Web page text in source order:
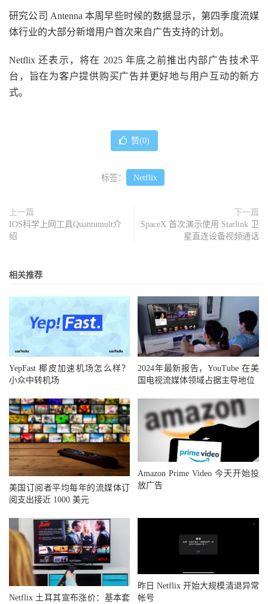
研究公司 Antenna 本周早些时候的数据显示，第四季度流媒
体行业的大部分新增用户首次来自广告支持的计划。
Netflix 还表示，将在 2025 年底之前推出内部广告技术平
台，旨在为客户提供购买广告并更好地与用户互动的新方
式。
赞(0)
标签： Netflix
上一篇
IOS科学上网工具Quantumult介
绍
下一篇
SpaceX 首次演示使用 Starlink 卫
星直连设备视频通话
相关推荐
YepFast 椰皮加速机场怎么样？
小众中转机场
2024年最新报告，YouTube 在美
国电视流媒体领域占据主导地位
美国订阅者平均每年的流媒体订
阅支出接近 1000 美元
Amazon Prime Video 今天开始投
放广告
Netflix 土耳其宣布涨价：基本套
昨日 Netflix 开始大规模清退异常
帐号